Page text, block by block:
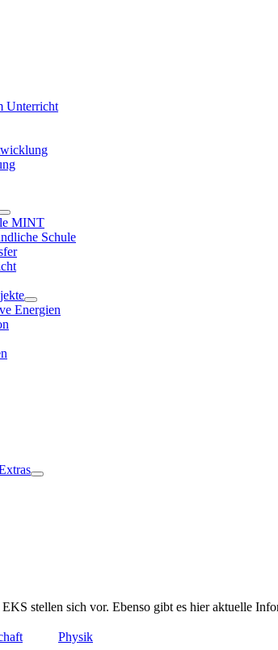
Unterricht
MINT
Schule
Energien
stellen sich vor. Ebenso gibt es hier aktuelle
Physik